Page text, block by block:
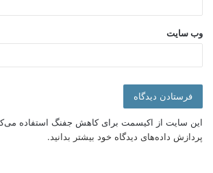
on Earth Day 2020 -DAY 2
on Earth Day 2020 -DAY 3
سخنرانان
وب‌ سایت
این سایت از اکیسمت برای کاهش جفنگ استفاده
پردازش داده‌های دیدگاه خود بیشتر بدانید.